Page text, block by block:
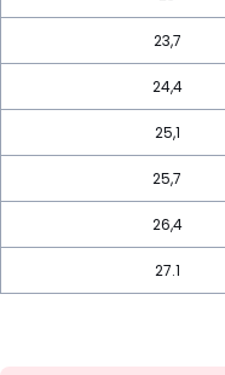
23,7
24,4
25,1
25,7
26,4
27.1